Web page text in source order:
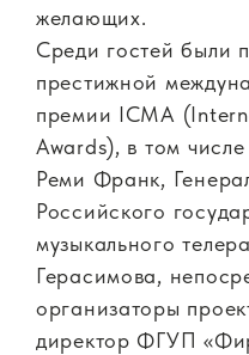
желающих.
Среди гостей были
престижной
премии ICMA
Awards), в том
Реми Франк,
Российского
музыкального
Герасимова,
организаторы
директор ФГУП